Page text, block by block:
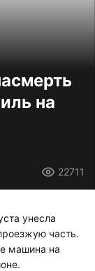
на
22711
унесла
часть.
машина на